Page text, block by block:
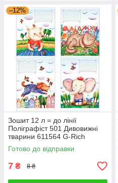
–12%
Зошит 12 л = до лінії
Поліграфіст 501 Дивовижні
тварини 611564 G-Rich
Готово до відправки
7 ₴ 8 ₴